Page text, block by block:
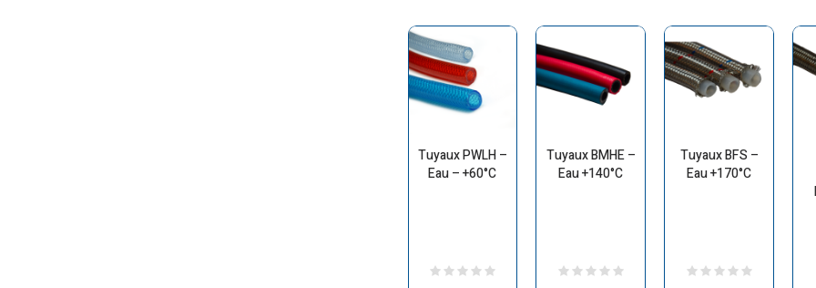
Tuyaux PWLH –
Eau – +60°C
Tuyaux BMHE –
Eau +140°C
Tuyaux BFS –
Eau +170°C